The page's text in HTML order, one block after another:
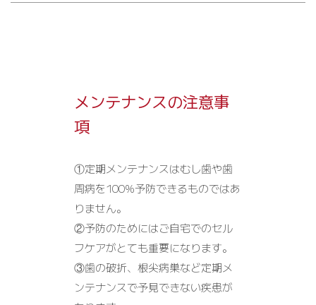
メンテナンスの注意事
項
①定期メンテナンスはむし歯や歯
周病を100%予防できるものではあ
りません。
②予防のためにはご自宅でのセル
フケアがとても重要になります。
③歯の破折、根尖病巣など定期メ
ンテナンスで予見できない疾患が